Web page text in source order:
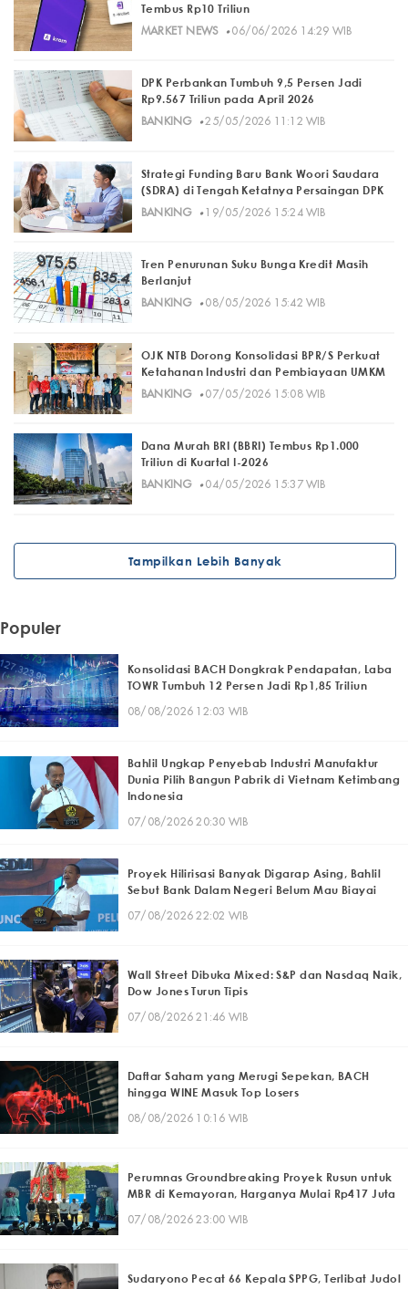
Tembus Rp10 Triliun
MARKET NEWS· 06/06/2026 14:29 WIB
DPK Perbankan Tumbuh 9,5 Persen Jadi
Rp9.567 Triliun pada April 2026
BANKING· 25/05/2026 11:12 WIB
Strategi Funding Baru Bank Woori Saudara
(SDRA) di Tengah Ketatnya Persaingan DPK
BANKING· 19/05/2026 15:24 WIB
Tren Penurunan Suku Bunga Kredit Masih
Berlanjut
BANKING· 08/05/2026 15:42 WIB
OJK NTB Dorong Konsolidasi BPR/S Perkuat
Ketahanan Industri dan Pembiayaan UMKM
BANKING· 07/05/2026 15:08 WIB
Dana Murah BRI (BBRI) Tembus Rp1.000
Triliun di Kuartal I-2026
BANKING· 04/05/2026 15:37 WIB
Tampilkan Lebih Banyak
Populer
Konsolidasi BACH Dongkrak Pendapatan, Laba
TOWR Tumbuh 12 Persen Jadi Rp1,85 Triliun
08/08/2026 12:03 WIB
Bahlil Ungkap Penyebab Industri Manufaktur
Dunia Pilih Bangun Pabrik di Vietnam Ketimbang
Indonesia
07/08/2026 20:30 WIB
Proyek Hilirisasi Banyak Digarap Asing, Bahlil
Sebut Bank Dalam Negeri Belum Mau Biayai
07/08/2026 22:02 WIB
Wall Street Dibuka Mixed: S&P dan Nasdaq Naik,
Dow Jones Turun Tipis
07/08/2026 21:46 WIB
Daftar Saham yang Merugi Sepekan, BACH
hingga WINE Masuk Top Losers
08/08/2026 10:16 WIB
Perumnas Groundbreaking Proyek Rusun untuk
MBR di Kemayoran, Harganya Mulai Rp417 Juta
07/08/2026 23:00 WIB
Sudaryono Pecat 66 Kepala SPPG, Terlibat Judol